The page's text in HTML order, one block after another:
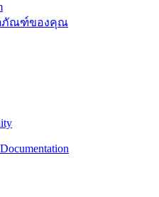
ภัณฑ์ของคุณ